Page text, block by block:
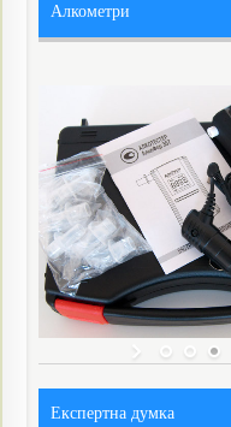
Алкометри
Експертна думка